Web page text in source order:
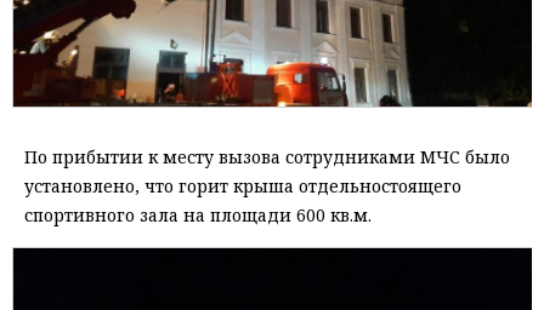
По прибытии к месту вызова сотрудниками МЧС было
установлено, что горит крыша отдельностоящего
спортивного зала на площади 600 кв.м.